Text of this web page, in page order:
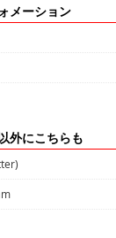
メーション
外にこちらも